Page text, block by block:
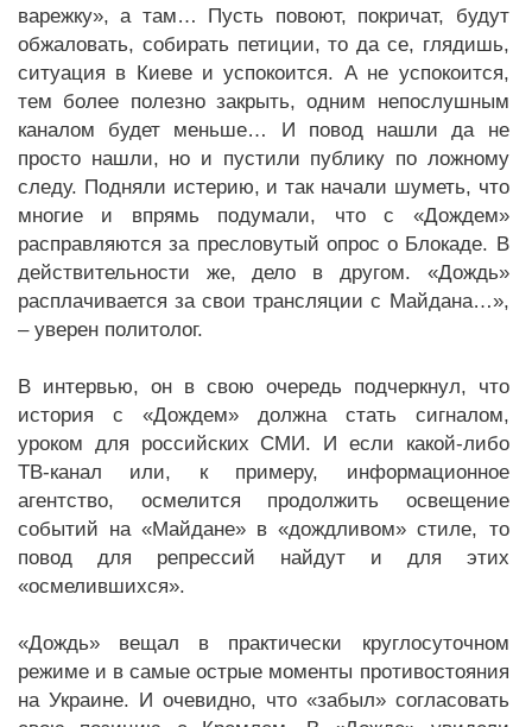
варежку», а там… Пусть повоют, покричат, будут
обжаловать, собирать петиции, то да се, глядишь,
ситуация в Киеве и успокоится. А не успокоится,
тем более полезно закрыть, одним непослушным
каналом будет меньше… И повод нашли да не
просто нашли, но и пустили публику по ложному
следу. Подняли истерию, и так начали шуметь, что
многие и впрямь подумали, что с «Дождем»
расправляются за пресловутый опрос о Блокаде. В
действительности же, дело в другом. «Дождь»
расплачивается за свои трансляции с Майдана…»,
– уверен политолог.
В интервью, он в свою очередь подчеркнул, что
история с «Дождем» должна стать сигналом,
уроком для российских СМИ. И если какой-либо
ТВ-канал или, к примеру, информационное
агентство, осмелится продолжить освещение
событий на «Майдане» в «дождливом» стиле, то
повод для репрессий найдут и для этих
«осмелившихся».
«Дождь» вещал в практически круглосуточном
режиме и в самые острые моменты противостояния
на Украине. И очевидно, что «забыл» согласовать